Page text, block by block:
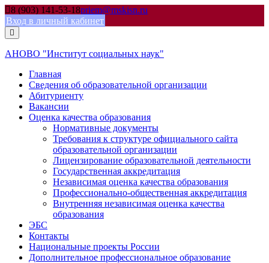
Skip
to
content
8 (903) 141-53-18priem@mskisn.ru
Вход в личный кабинет
АНОВО "Институт социальных наук"
Главная
Сведения об образовательной организации
Абитуриенту
Вакансии
Оценка качества образования
Нормативные документы
Требования к структуре официального сайта
образовательной организации
Лицензирование образовательной деятельности
Государственная аккредитация
Независимая оценка качества образования
Профессионально-общественная аккредитация
Внутренняя независимая оценка качества
образования
ЭБС
Контакты
Национальные проекты России
Дополнительное профессиональное образование